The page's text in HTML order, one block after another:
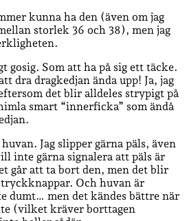
kunna ha den (även om jag
storlek 36 och 38), men jag
gosig. Som att ha på sig ett täcke.
dra dragkedjan ända upp! Ja, jag
det blir alldeles strypigt på
smart “innerficka” som ändå
Jag slipper gärna päls, även
inte gärna signalera att päls är
går att ta bort den, men det blir
Och huvan är
dumt… men det kändes bättre när
(vilket kräver borttagen